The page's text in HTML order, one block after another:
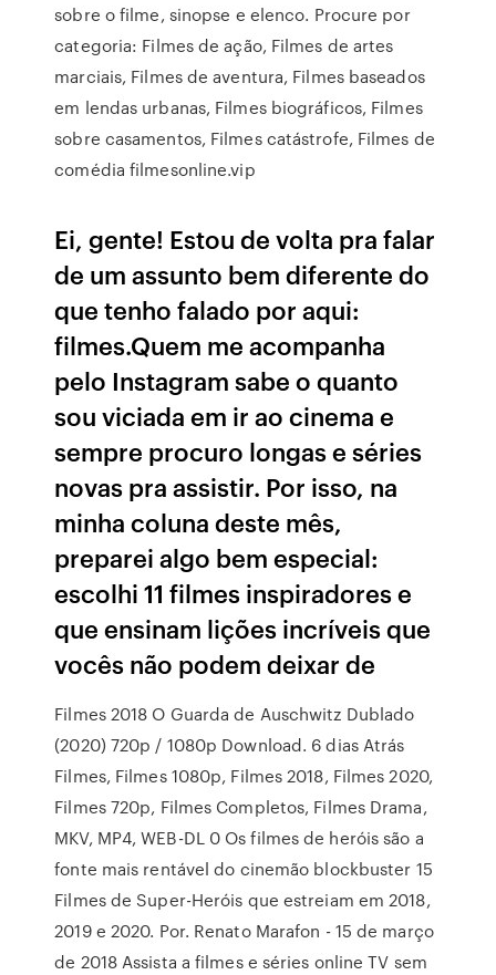
sobre o filme, sinopse e elenco. Procure por
categoria: Filmes de ação‎, Filmes de artes
marciais‎, Filmes de aventura‎, Filmes baseados
em lendas urbanas‎, Filmes biográficos‎, Filmes
sobre casamentos‎, Filmes catástrofe‎, Filmes de
comédia filmesonline.vip
Ei, gente! Estou de volta pra falar
de um assunto bem diferente do
que tenho falado por aqui:
filmes.Quem me acompanha
pelo Instagram sabe o quanto
sou viciada em ir ao cinema e
sempre procuro longas e séries
novas pra assistir. Por isso, na
minha coluna deste mês,
preparei algo bem especial:
escolhi 11 filmes inspiradores e
que ensinam lições incríveis que
vocês não podem deixar de
Filmes 2018 O Guarda de Auschwitz Dublado
(2020) 720p / 1080p Download. 6 dias Atrás
Filmes, Filmes 1080p, Filmes 2018, Filmes 2020,
Filmes 720p, Filmes Completos, Filmes Drama,
MKV, MP4, WEB-DL 0 Os filmes de heróis são a
fonte mais rentável do cinemão blockbuster 15
Filmes de Super-Heróis que estreiam em 2018,
2019 e 2020. Por. Renato Marafon - 15 de março
de 2018 Assista a filmes e séries online TV sem